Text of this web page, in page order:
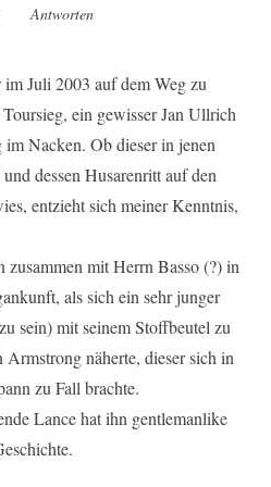
10:32
Antworten
Juli 2003 auf dem Weg zu
ein gewisser Jan Ullrich
im Nacken. Ob dieser in jenen
dessen Husarenritt auf den
entzieht sich meiner Kenntnis,
zusammen mit Herrn Basso (?) in
als sich ein sehr junger
sein) mit seinem Stoffbeutel zu
näherte, dieser sich in
zu Fall brachte.
Lance hat ihn gentlemanlike